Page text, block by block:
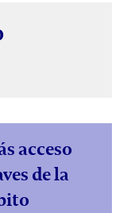
acceso
de la